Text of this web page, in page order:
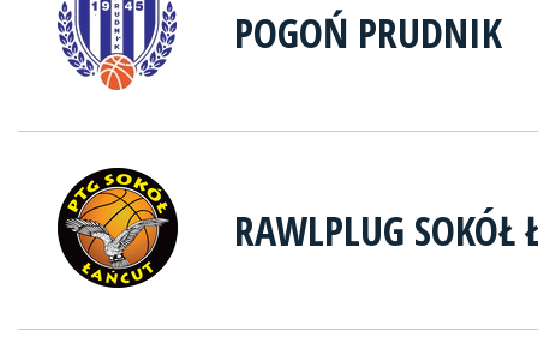
POGOŃ PRUDNIK
RAWLPLUG SOKÓŁ